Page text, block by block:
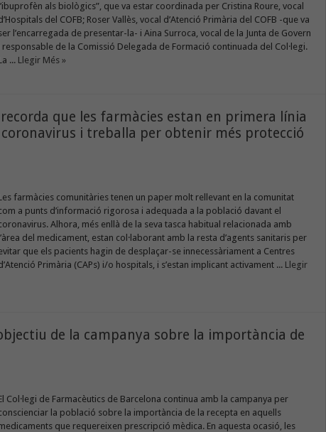
l’ibuprofèn als biològics”, que va estar coordinada per Cristina Roure, vocal
del COFB; Roser Vallès, vocal d’Atenció Primària del COFB -que va
l’encarregada de presentar-la- i Aina Surroca, vocal de la Junta de Govern
responsable de la Comissió Delegada de Formació continuada del Col·legi.
... Llegir Més »
recorda que les farmàcies estan en primera línia
coronavirus i treballa per obtenir més protecció
farmàcies comunitàries tenen un paper molt rellevant en la comunitat
a punts d’informació rigorosa i adequada a la població davant el
Alhora, més enllà de la seva tasca habitual relacionada amb
l’àrea del medicament, estan col·laborant amb la resta d’agents sanitaris per
que els pacients hagin de desplaçar-se innecessàriament a Centres
Primària (CAPs) i/o hospitals, i s’estan implicant activament ... Llegir
de la campanya sobre la importància de
Col·legi de Farmacèutics de Barcelona continua amb la campanya per
la població sobre la importància de la recepta en aquells
que requereixen prescripció mèdica. En aquesta ocasió, les